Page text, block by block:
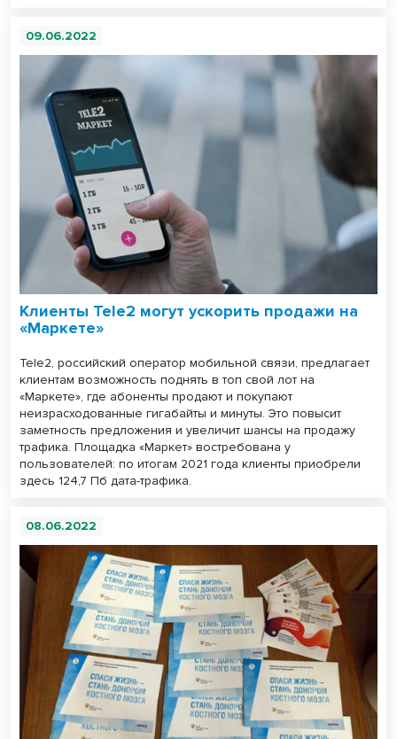
09.06.2022
Клиенты Tele2 могут ускорить продажи на
«Маркете»
Tele2, российский оператор мобильной связи, предлагает
клиентам возможность поднять в топ свой лот на
«Маркете», где абоненты продают и покупают
неизрасходованные гигабайты и минуты. Это повысит
заметность предложения и увеличит шансы на продажу
трафика. Площадка «Маркет» востребована у
пользователей: по итогам 2021 года клиенты приобрели
здесь 124,7 Пб дата-трафика.
08.06.2022